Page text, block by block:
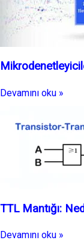
Devamını oku »
TTL Mantığı:
Devamını oku »